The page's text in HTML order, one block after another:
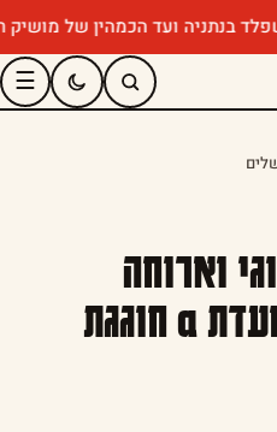
ועד הכמהין של מושיק רוט:
☰
וארוחה
ב-1,200 ש"ח: מסעדת a חוגגת